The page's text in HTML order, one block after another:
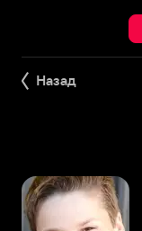
Назад